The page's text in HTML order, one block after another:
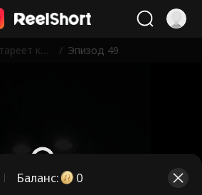
как
/ Эпизод 49
Баланс: 0